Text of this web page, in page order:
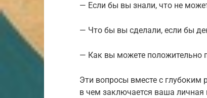
— Если бы вы знали, что не
— Что бы вы сделали, если бы
— Как вы можете положительно
Эти вопросы вместе с
в чем заключается ваша личная